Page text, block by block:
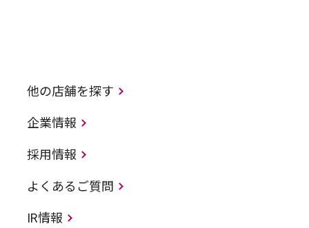
他の店舗を探す
企業情報
採用情報
よくあるご質問
IR情報